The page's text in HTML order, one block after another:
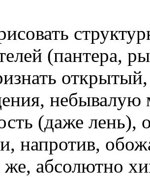
(пантера,
небывалую
(даже
и, напротив,
же, абсолютно